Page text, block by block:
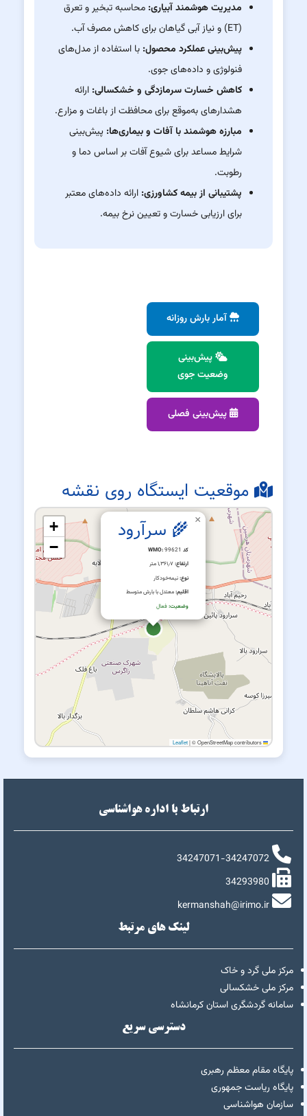
مدیریت هوشمند آبیاری: محاسبه تبخیر و تعرق
(ET) و نیاز آبی گیاهان برای کاهش مصرف آب.
پیش‌بینی عملکرد محصول: با استفاده از مدل‌های
فنولوژی و داده‌های جوی.
کاهش خسارت سرمازدگی و خشکسالی: ارائه
هشدارهای به‌موقع برای محافظت از باغات و مزارع.
مبارزه هوشمند با آفات و بیماری‌ها: پیش‌بینی
شرایط مساعد برای شیوع آفات بر اساس دما و
رطوبت.
پشتیبانی از بیمه کشاورزی: ارائه داده‌های معتبر
برای ارزیابی خسارت و تعیین نرخ بیمه.
آمار بارش روزانه
پیش‌بینی
وضعیت جوی
پیش‌بینی فصلی
موقعیت ایستگاه روی نقشه
🌾 سرآرود
کد WMO: 99621
ارتفاع:
نوع:نیمه‌خودکار
اقلیم:معتدل با بارش متوسط
وضعیت:فعال
×
+
−
Leaflet
|© OpenStreetMap contributors
ارتباط با اداره هواشناسی
34247071-34247072
34293980
kermanshah@irimo.ir
لینک های مرتبط
مرکز ملی گرد و خاک
مرکز ملی خشکسالی
سامانه گردشگری استان کرمانشاه
دسترسی سریع
پایگاه مقام معظم رهبری
پایگاه ریاست جمهوری
سازمان هواشناسی